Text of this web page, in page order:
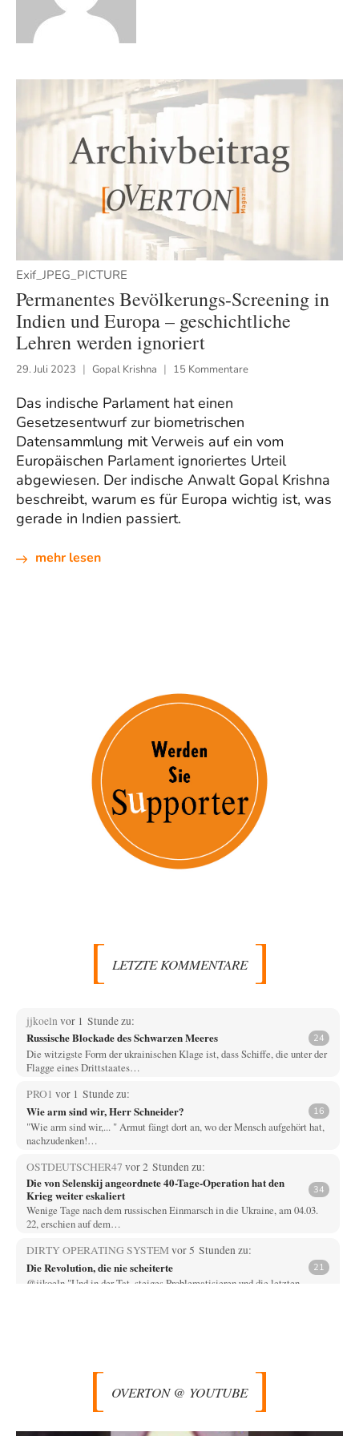
Exif_JPEG_PICTURE
Permanentes Bevölkerungs-Screening in
Indien und Europa – geschichtliche
Lehren werden ignoriert
29. Juli 2023 Gopal Krishna 15 Kommentare
Das indische Parlament hat einen
Gesetzesentwurf zur biometrischen
Datensammlung mit Verweis auf ein vom
Europäischen Parlament ignoriertes Urteil
abgewiesen. Der indische Anwalt Gopal Krishna
beschreibt, warum es für Europa wichtig ist, was
gerade in Indien passiert.
mehr lesen
LETZTE KOMMENTARE
jjkoeln vor 1 Stunde zu:
Russische Blockade des Schwarzen Meeres 24
Die witzigste Form der ukrainischen Klage ist, dass Schiffe, die unter der
Flagge eines Drittstaates…
PRO1 vor 1 Stunde zu:
Wie arm sind wir, Herr Schneider? 16
"Wie arm sind wir,... " Armut fängt dort an, wo der Mensch aufgehört hat,
nachzudenken!…
OSTDEUTSCHER47 vor 2 Stunden zu:
Die von Selenskij angeordnete 40-Tage-Operation hat den
Krieg weiter eskaliert
34
Wenige Tage nach dem russischen Einmarsch in die Ukraine, am 04.03.
22, erschien auf dem…
DIRTY OPERATING SYSTEMvor 5 Stunden zu:
Die Revolution, die nie scheiterte 21
@jjkoeln "Und in der Tat, steiges Problematisieren und die letzten
seine Thesen von Ex-US-Präsident Bush…
vor 6 Stunden zu:
Helmut Schelsky – Der Mann, der den Marxismus überlebte
Er fragte, wem Fabriken gehören. Die Gegenwart zwingt zu einer anderen
OVERTON @ YOUTUBE